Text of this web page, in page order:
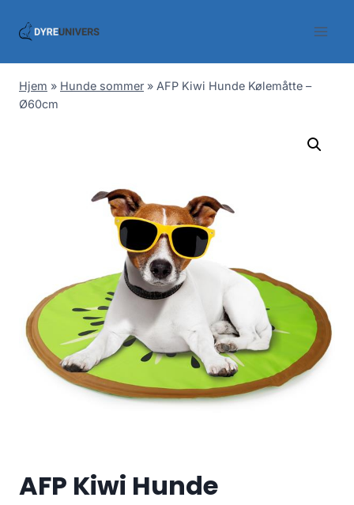
Hjem » Hunde sommer » AFP Kiwi Hunde Kølemåtte –
Ø60cm
AFP Kiwi Hunde